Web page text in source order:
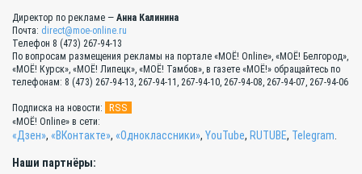
Директор по рекламе — Анна Калинина
Почта: direct@moe-online.ru
Телефон 8 (473) 267-94-13
По вопросам размещения рекламы на портале «МОЁ! Online», «МОЁ! Белгород»,
«МОЁ! Курск», «МОЁ! Липецк», «МОЁ! Тамбов», в газете «МОЁ!» обращайтесь по
телефонам: 8 (473) 267-94-13, 267-94-11, 267-94-10, 267-94-08, 267-94-07, 267-94-06
Подписка на новости: RSS
«МОЁ! Online» в сети:
«Дзен», «ВКонтакте», «Одноклассники», YouTube, RUTUBE, Telegram
Наши партнёры: